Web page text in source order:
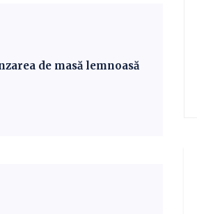
de masă lemnoasă